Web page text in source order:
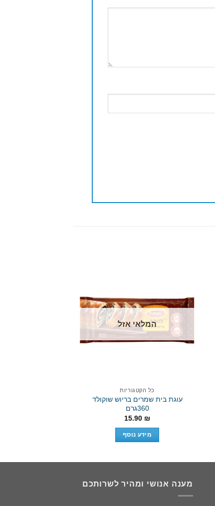
המלאי אזל
כל הקטגוריות
עוגת בית שמרים בריוש שוקולד
360גרם
15.90 ₪
מידע נוסף
מענה אנושי ומהיר לשרותכם